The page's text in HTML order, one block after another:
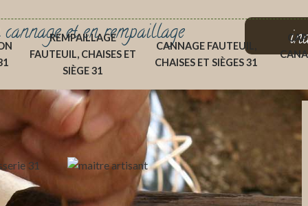
et en rempaillage
REMPAILLAGE
FAUTEUIL, CHAISES ET
SIÈGE 31
CANNAGE FAUTEUIL,
CHAISES ET SIÈGES 31